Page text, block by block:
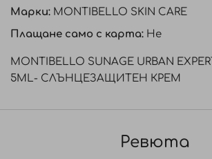
Марки: MONTIBELLO SKIN CARE
Плащане само с карта: Не
МОNTIBELLO SUNAGE URBAN
5ML- СЛЪНЦЕЗАЩИТЕН КРЕМ
Ревюта